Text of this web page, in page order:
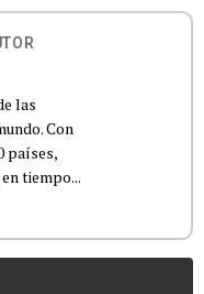
las
Con
países,
tiempo...